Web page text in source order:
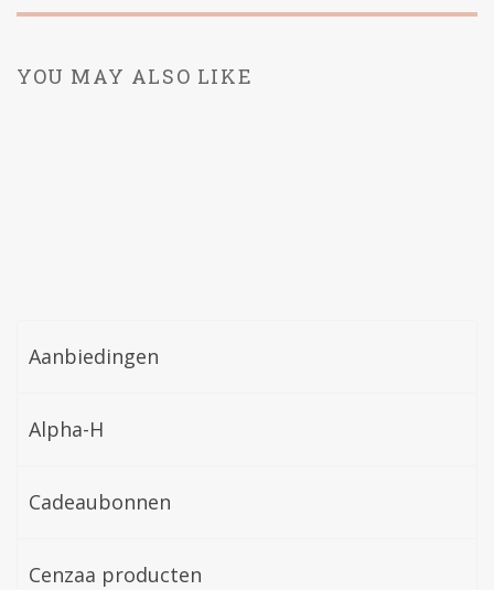
YOU MAY ALSO LIKE
Aanbiedingen
Alpha-H
Cadeaubonnen
Cenzaa producten